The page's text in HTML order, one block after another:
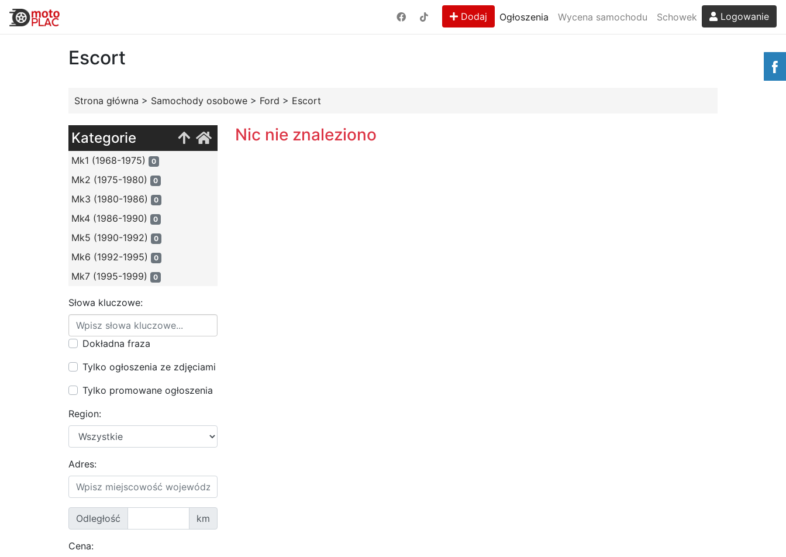
Dodaj Ogłoszenia Wycena samochodu Schowek Logowanie
Escort
Strona główna > Samochody osobowe > Ford > Escort
Kategorie
Mk1 (1968-1975) 0
Mk2 (1975-1980) 0
Mk3 (1980-1986) 0
Mk4 (1986-1990) 0
Mk5 (1990-1992) 0
Mk6 (1992-1995) 0
Mk7 (1995-1999) 0
Słowa kluczowe:
Dokładna fraza
Tylko ogłoszenia ze zdjęciami
Tylko promowane ogłoszenia
Region:
Adres:
Odległość km
Cena:
Nic nie znaleziono